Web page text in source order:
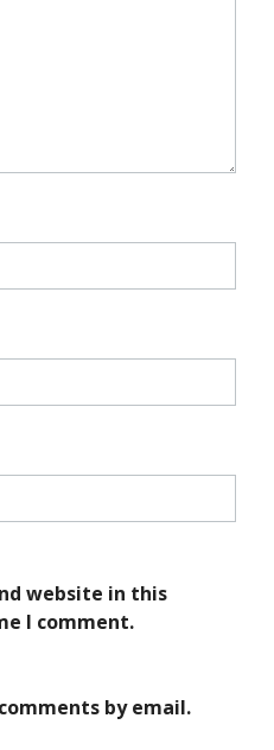
website in this
I comment.
by email.